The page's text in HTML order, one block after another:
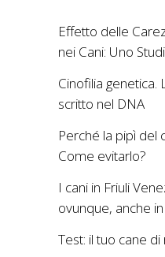
Effetto delle
nei Cani: Uno
Cinofilia genetica.
scritto nel DNA
Perché la pipì del
Come evitarlo?
I cani in Friuli
ovunque, anche
Test: il tuo cane